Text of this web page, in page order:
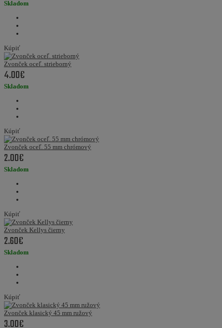
Skladom
Kúpiť
Zvonček oceľ. strieborný
4.00€
Skladom
Kúpiť
Zvonček oceľ. 55 mm chrómový
2.00€
Skladom
Kúpiť
Zvonček Kellys čierny
2.60€
Skladom
Kúpiť
Zvonček klasický 45 mm ružový
3.00€